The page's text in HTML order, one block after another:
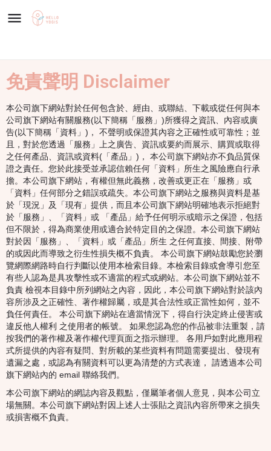
免責聲明 Disclaimer
本公司旗下網站對於任何包含於、經由、或聯結、下載或從任何與本
公司旗下網站有關服務(以下簡稱「服務」)所獲得之資訊、內容或廣
告(以下簡稱「資料」)， 不聲明或保證其內容之正確性或可靠性；並
且，對於您透過「服務」上之廣告、資訊或要約而展示、購買或取得
之任何產品、資訊或資料(「產品」)， 本公司旗下網站亦不負品質保
證之責任。您於此接受並承認信賴任何「資料」所生之風險應自行承
擔。本公司旗下網站，有權但無此義務，改善或更正在「服務」或
「資料」任何部分之錯誤或疏失。本公司旗下網站之服務與資料是基
於「現況」及「現有」提供，而且本公司旗下網站明確地表示拒絕對
於「服務」、「資料」或 「產品」給予任何明示或暗示之保證，包括
但不限於，得為商業使用或適合於特定目的之保證。本公司旗下網站
對於因「服務」、「資料」或「產品」所生 之任何直接、間接、附帶
的或因此而導致之衍生性損失概不負責。 本公司旗下網站鼓勵您於瀏
覽網際網路時自行判斷以使用本檢索目錄。本檢索目錄或會導引您至
有些人認為是具攻擊性或不適當的程式或網站。本公司旗下網站並不
負責 檢視本目錄中所列網站之內容，因此，本公司旗下網站對於該內
容所涉及之正確性、著作權歸屬，或是其合法性或正當性如何，並不
負任何責任。 本公司旗下網站在適當情況下，得自行決定終止侵害或
違反他人權利 之使用者的帳號。 如果您認為您的作品被非法重製，請
按我們的著作權及著作權代理頁面之指示辦理。 各用戶如對此應用程
式所提供的內容有疑問、對所載的某些資料有問題需要提出、發現有
遺漏之處，或認為有關資料可以更為清楚的方式表達， 請透過本公司
旗下網站內的 email 聯絡我們。
本公司旗下網站的網誌內容及觀點，僅屬筆者個人意見，與本公司立
場無關。本公司旗下網站對因上述人士張貼之資訊內容所帶來之損失
或損害概不負責。